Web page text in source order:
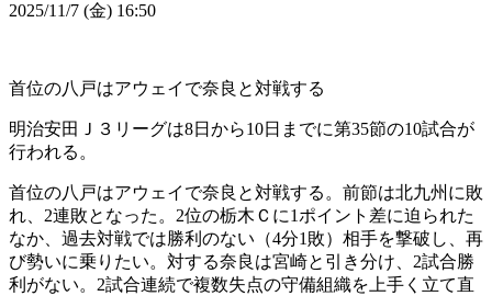
2025/11/7 (金) 16:50
首位の八戸はアウェイで奈良と対戦する
明治安田Ｊ３リーグは8日から10日までに第35節の10試合が
行われる。
首位の八戸はアウェイで奈良と対戦する。前節は北九州に敗
れ、2連敗となった。2位の栃木Ｃに1ポイント差に迫られた
なか、過去対戦では勝利のない（4分1敗）相手を撃破し、再
び勢いに乗りたい。対する奈良は宮崎と引き分け、2試合勝
利がない。2試合連続で複数失点の守備組織を上手く立て直